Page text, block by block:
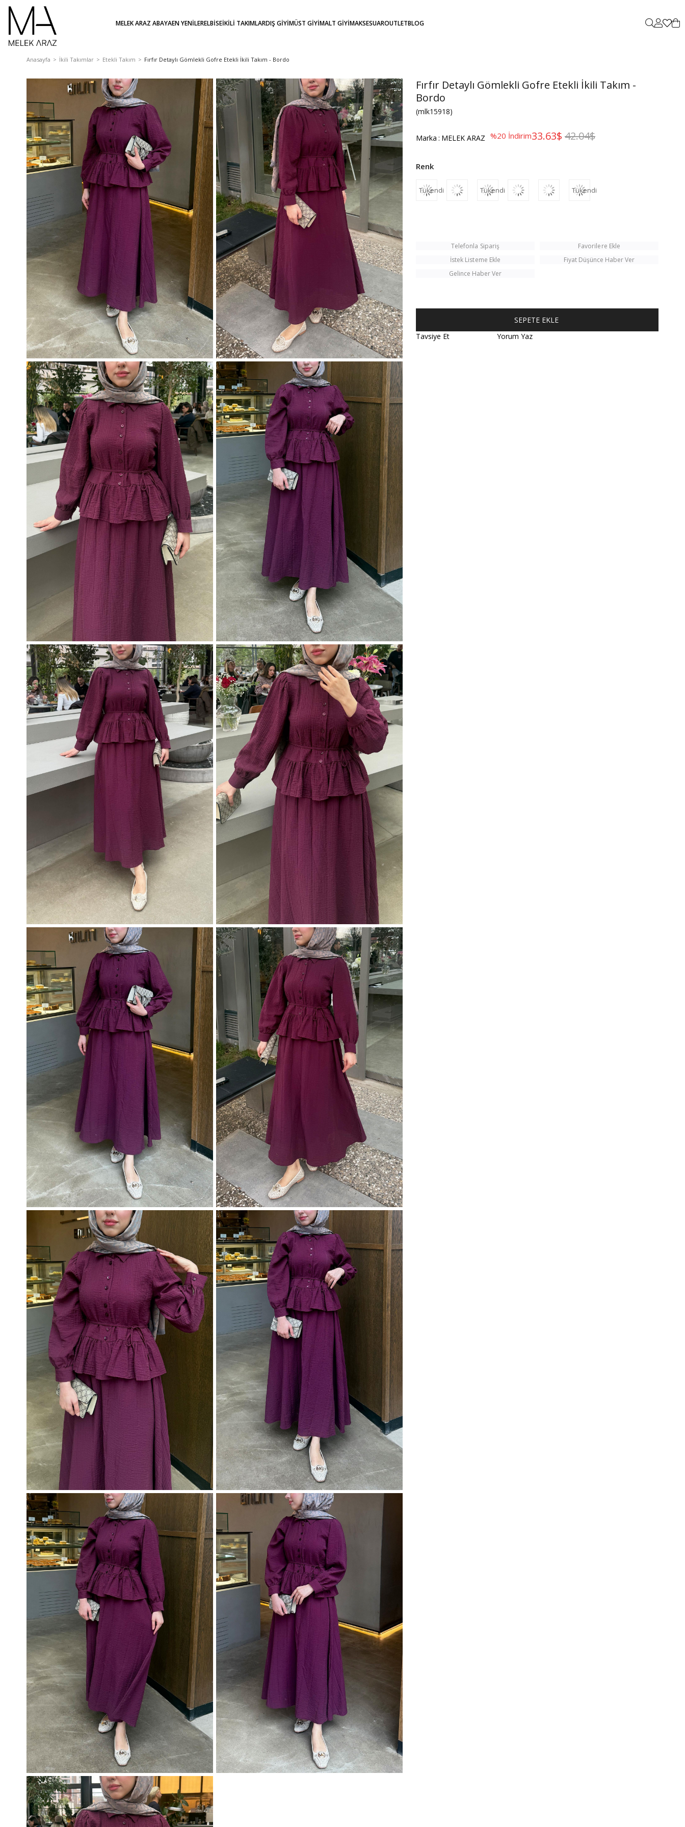
MELEK ARAZ ABAYAEN YENİLERELBİSEİKİLİ TAKIMLARDIŞ GİYİMÜST GİYİMALT GİYİMAKSESUAROUTLETBLOG
Anasayfa İkili Takımlar Etekli Takım Fırfır Detaylı Gömlekli Gofre Etekli İkili Takım - Bordo
Fırfır Detaylı Gömlekli Gofre Etekli İkili Takım -
Bordo
(mlk15918)
Marka : MELEK ARAZ %20 İndirim 42.04$
33.63$
Tükendi Tükendi Tükendi
Telefonla Sipariş
Favorilere Ekle
İstek Listeme Ekle
Fiyat Düşünce Haber Ver
Gelince Haber Ver
Tavsiye Et Yorum Yaz